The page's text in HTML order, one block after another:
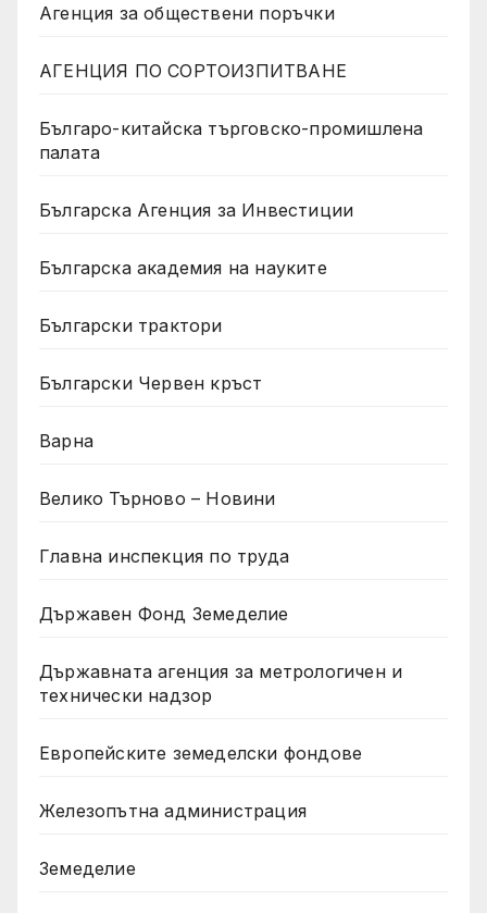
Агенция за обществени поръчки
АГЕНЦИЯ ПО СОРТОИЗПИТВАНЕ
Българо-китайска търговско-промишлена
палата
Българска Агенция за Инвестиции
Българска академия на науките
Български трактори
Български Червен кръст
Варна
Велико Търново – Новини
Главна инспекция по труда
Държавен Фонд Земеделие
Държавната агенция за метрологичен и
технически надзор
Европейските земеделски фондове
Железопътна администрация
Земеделие